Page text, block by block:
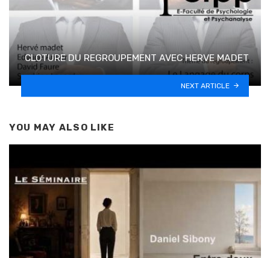
CLOTURE DU REGROUPEMENT AVEC HERVE MADET
NEXT ARTICLE
YOU MAY ALSO LIKE